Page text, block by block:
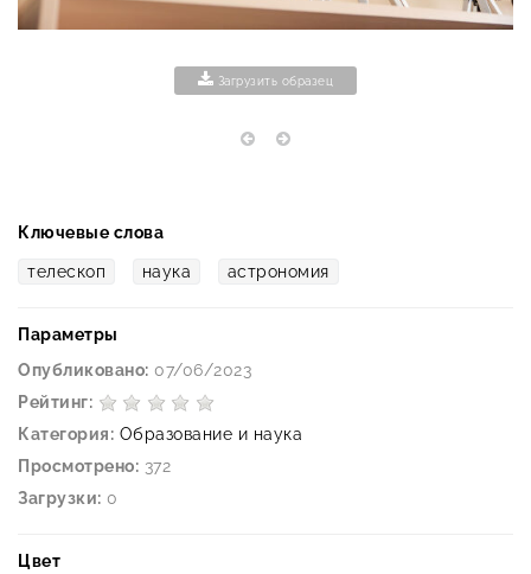
Загрузить образец
Ключевые слова
телескоп наука астрономия
Параметры
Опубликовано: 07/06/2023
Рейтинг:
Категория: Образование и наука
Просмотрено: 372
Загрузки: 0
Цвет